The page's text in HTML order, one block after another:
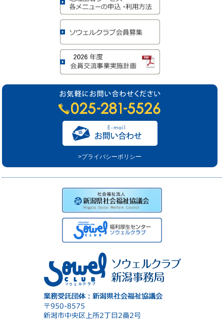
>プライバシーポリシー